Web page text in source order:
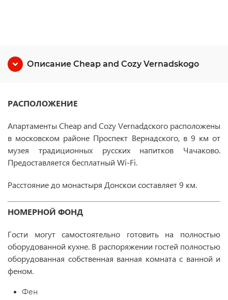
Описание Cheap and Cozy Vernadskogo
РАСПОЛОЖЕНИЕ
Апартаменты Cheap and Cozy Vernadдского расположены
в московском районе Проспект Вернадского, в 9 км от
музея традиционных русских напитков Чачаково.
Предоставляется бесплатный Wi-Fi.
Расстояние до монастыря Донскои составляет 9 км.
НОМЕРНОЙ ФОНД
Гости могут самостоятельно готовить на полностью
оборудованной кухне. В распоряжении гостей полностью
оборудованная собственная ванная комната с ванной и
феном.
Фен